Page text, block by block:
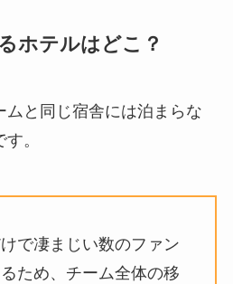
ホテルはどこ？
ムと同じ宿舎には泊まらな
。
で凄まじい数のファン
ため、チーム全体の移